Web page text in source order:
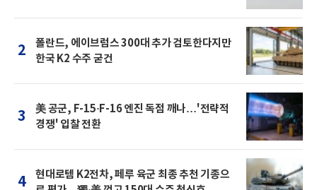
2
폴란드, 에이브럼스 300대 추가 검토한다지만
한국 K2 수주 굳건
3
美 공군, F-15·F-16 엔진 독점 깨나…'전략적
경쟁' 입찰 전환
4
현대로템 K2전차, 페루 육군 최종 추천 기종으